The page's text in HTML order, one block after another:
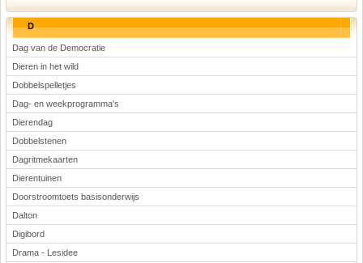
D
Dag van de Democratie
Dieren in het wild
Dobbelspelletjes
Dag- en weekprogramma's
Dierendag
Dobbelstenen
Dagritmekaarten
Dierentuinen
Doorstroomtoets basisonderwijs
Dalton
Digibord
Drama - Lesidee